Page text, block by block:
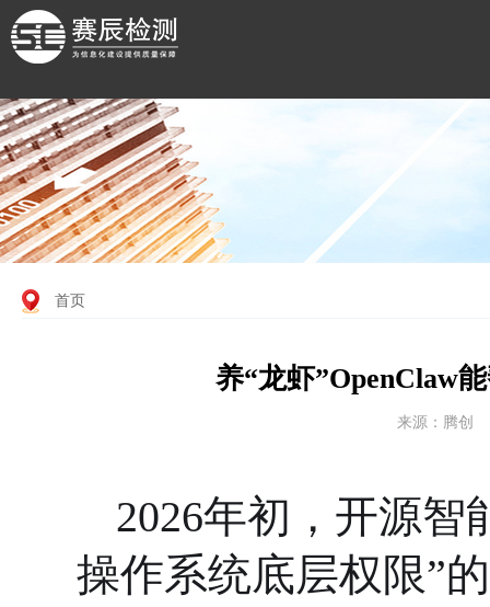
首页
养“龙虾”OpenClaw
来源：腾创
2026年初，开源智
操作系统底层权限”